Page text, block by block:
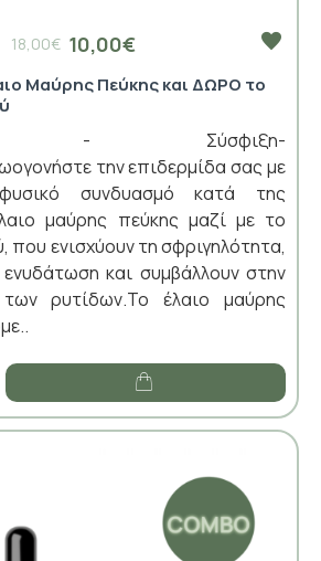
10,00€
18,00€
Μαύρης Πεύκης και ΔΩΡΟ το
- Σύσφιξη-
την επιδερμίδα σας με
συνδυασμό κατά της
μαύρης πεύκης μαζί με το
που ενισχύουν τη σφριγηλότητα,
και συμβάλλουν στην
ρυτίδων.Το έλαιο μαύρης